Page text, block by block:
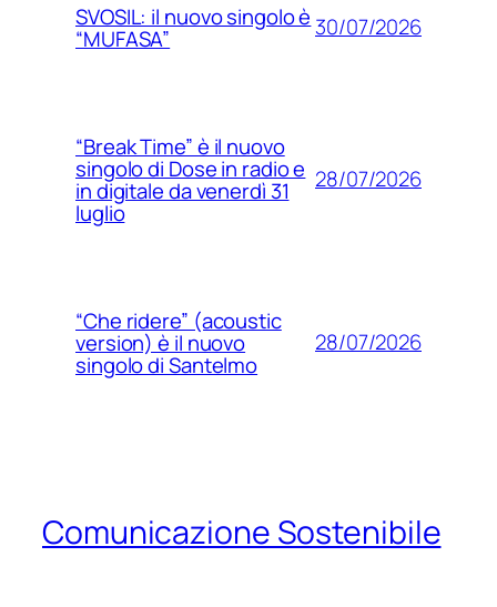
SVOSIL: il nuovo singolo è
“MUFASA” 30/07/2026
“Break Time” è il nuovo
singolo di Dose in radio e
in digitale da venerdì 31
luglio
28/07/2026
“Che ridere” (acoustic
version) è il nuovo
singolo di Santelmo
28/07/2026
Comunicazione Sostenibile